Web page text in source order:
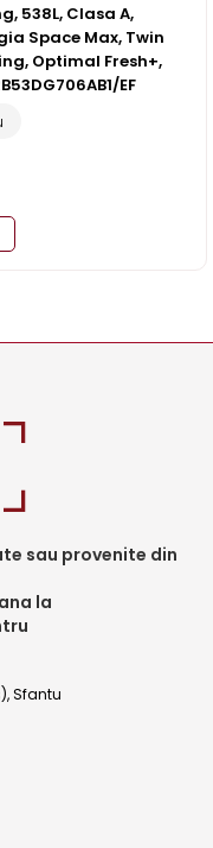
538L, Clasa A,
Space Max, Twin
Optimal Fresh+,
EF
sau provenite din
la
Sfantu